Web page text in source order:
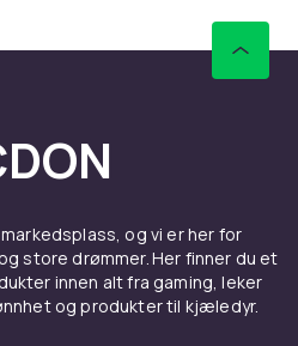
og vi er her for
store drømmer. Her finner du et
innen alt fra gaming, leker
og produkter til kjæledyr.